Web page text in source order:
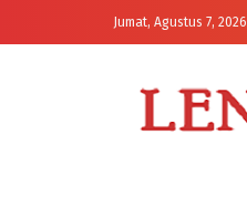
Jumat, Agustus 7, 2026